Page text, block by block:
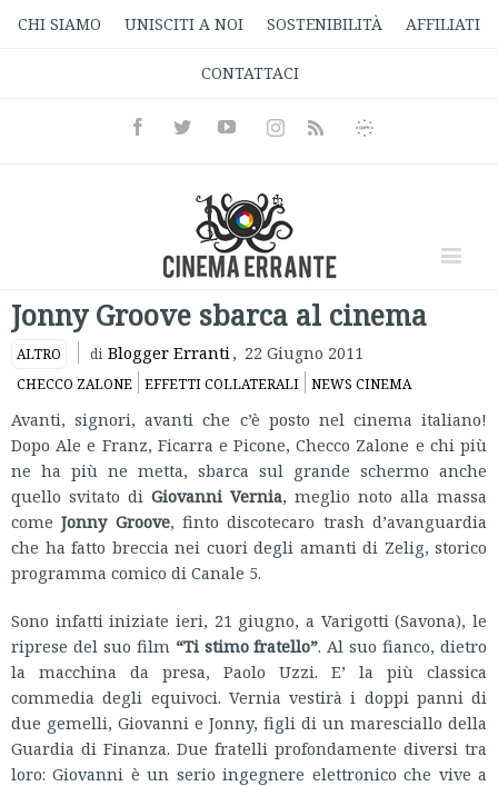
CHI SIAMO UNISCITI A NOI SOSTENIBILITÀ AFFILIATI
CONTATTACI
FacebookTwitterYoutubeInstagramRss
Informativa
Jonny Groove sbarca al cinema
ALTRO di Blogger Erranti, 22 Giugno 2011
CHECCO ZALONE EFFETTI COLLATERALI NEWS CINEMA
Avanti, signori, avanti che c’è posto nel cinema italiano!
Dopo Ale e Franz, Ficarra e Picone, Checco Zalone e chi più
ne ha più ne metta, sbarca sul grande schermo anche
quello svitato di Giovanni Vernia, meglio noto alla massa
comeJonny Groove, finto discotecaro trash d’avanguardia
che ha fatto breccia nei cuori degli amanti di Zelig, storico
programma comico di Canale 5.
Sono infatti iniziate ieri, 21 giugno, a Varigotti (Savona), le
riprese del suo film“Ti stimo fratello”. Al suo fianco, dietro
la macchina da presa, Paolo Uzzi. E’ la più classica
commedia degli equivoci. Vernia vestirà i doppi panni di
due gemelli, Giovanni e Jonny, figli di un maresciallo della
Guardia di Finanza. Due fratelli profondamente diversi tra
loro: Giovanni è un serio ingegnere elettronico che vive a